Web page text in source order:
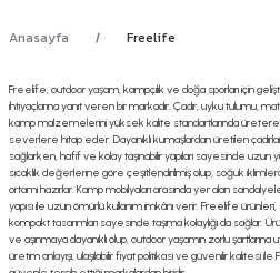
Anasayfa Freelife
Freelife, outdoor yaşam, kampçılık ve doğa sporları için
ihtiyaçlarına yanıt veren bir markadır. Çadır, uyku tulumu,
kamp malzemelerini yüksek kalite standartlarında
severlere hitap eder. Dayanıklı kumaşlardan üretilen
sağlarken, hafif ve kolay taşınabilir yapıları sayesinde uzun
sıcaklık değerlerine göre çeşitlendirilmiş olup, soğuk
ortamı hazırlar. Kamp mobilyaları arasında yer alan
yapısı ile uzun ömürlü kullanım imkânı verir. Freelife
kompakt tasarımları sayesinde taşıma kolaylığı da sağlar.
ve aşınmaya dayanıklı olup, outdoor yaşamın zorlu
üretim anlayışı, ulaşılabilir fiyat politikası ve güvenilir kalitesi